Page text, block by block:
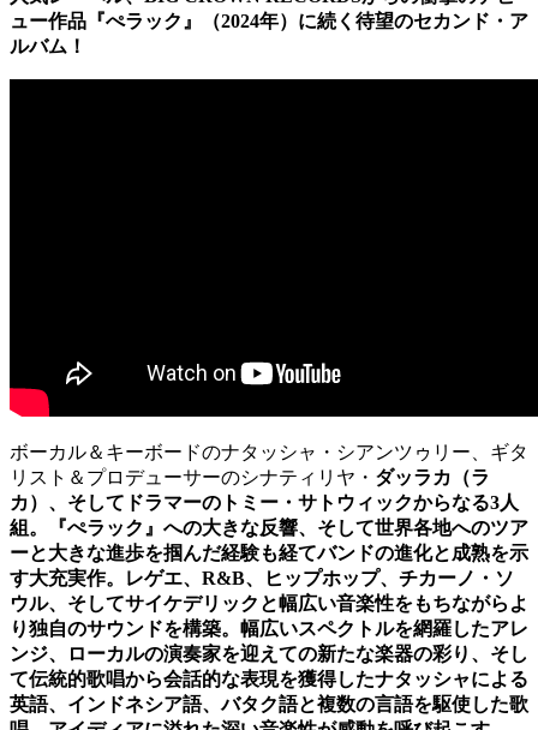
ュー作品『ぺラック』（2024年）に続く待望のセカンド・ア
ルバム！
ボーカル＆キーボードのナタッシャ・シアンツゥリー、ギタ
リスト＆プロデューサーのシナティリヤ・ ダッラカ（ラ
カ）、そしてドラマーのトミー・サトウィックからなる3人
組。『ぺラック』への大きな反響、そして世界各地へのツア
ーと大きな進歩を掴んだ経験も経てバンドの進化と成熟を示
す大充実作。レゲエ、R&B、ヒップホップ、チカーノ・ソ
ウル、そしてサイケデリックと幅広い音楽性をもちながらよ
り独自のサウンドを構築。幅広いスペクトルを網羅したアレ
ンジ、ローカルの演奏家を迎えての新たな楽器の彩り、そし
て伝統的歌唱から会話的な表現を獲得したナタッシャによる
英語、インドネシア語、バタク語と複数の言語を駆使した歌